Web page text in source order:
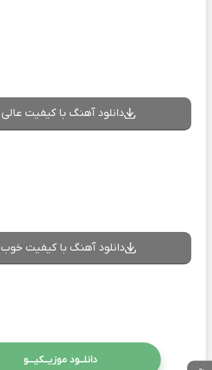
دانلود آهنگ با کیفیت عالی 320
دانلود آهنگ با کیفیت خوب 128
دانلــود موزیــکیـــو